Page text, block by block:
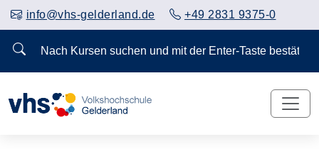
info@vhs-gelderland.de +49 2831 9375-0
Nach Kursen suchen und mit der Enter-Taste